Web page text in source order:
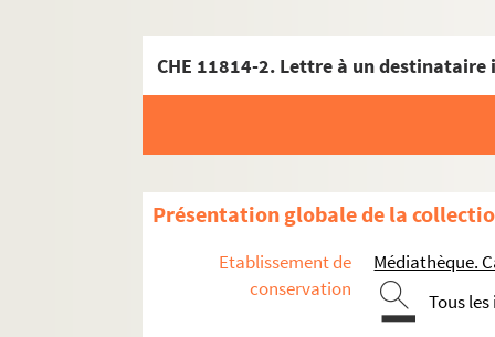
CHE 11814-2. Lettre à un destinataire
Présentation globale de la
Etablissement de
conservation
Médiathèque.
Tous